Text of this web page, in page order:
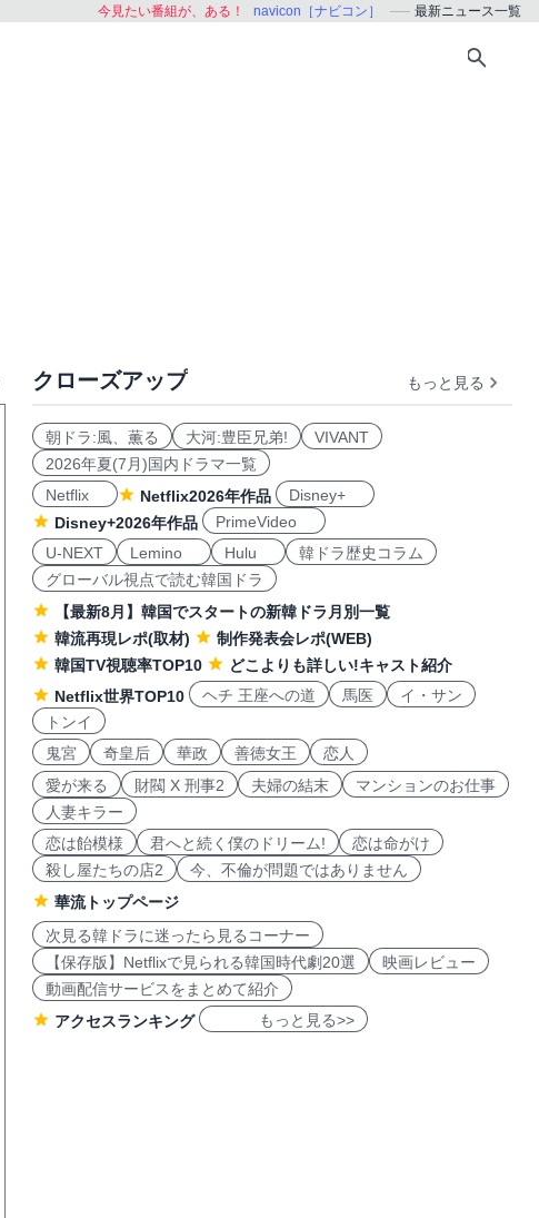
今見たい番組が、ある！ navicon［ナビコン］ 最新ニュース一覧
クローズアップ もっと見る
朝ドラ:風、薫る 大河:豊臣兄弟!
VIVANT
2026年夏(7月)国内ドラマ一覧
Netflix
Netflix2026年作品
Disney+
Disney+2026年作品
PrimeVideo
U-NEXT
Lemino Hulu
韓ドラ歴史コラム
グローバル視点で読む韓国ドラ
【最新8月】韓国でスタートの新韓ドラ月別一覧
韓流再現レポ(取材)
制作発表会レポ(WEB)
韓国TV視聴率TOP10
どこよりも詳しい!キャスト紹介
Netflix世界TOP10
ヘチ 王座への道 馬医
イ・サン
トンイ
鬼宮
奇皇后 華政 善徳女王
恋人
愛が来る
財閥 X 刑事2 夫婦の結末
マンションのお仕事
人妻キラー
恋は飴模様
君へと続く僕のドリーム!
恋は命がけ
殺し屋たちの店2
今、不倫が問題ではありません
華流トップページ
次見る韓ドラに迷ったら見るコーナー
【保存版】Netflixで見られる韓国時代劇20選
映画レビュー
動画配信サービスをまとめて紹介
アクセスランキング
もっと見る>>